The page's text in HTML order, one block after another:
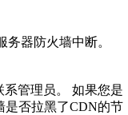
器防火墙中断。
管理员。 如果您是
是否拉黑了CDN的节